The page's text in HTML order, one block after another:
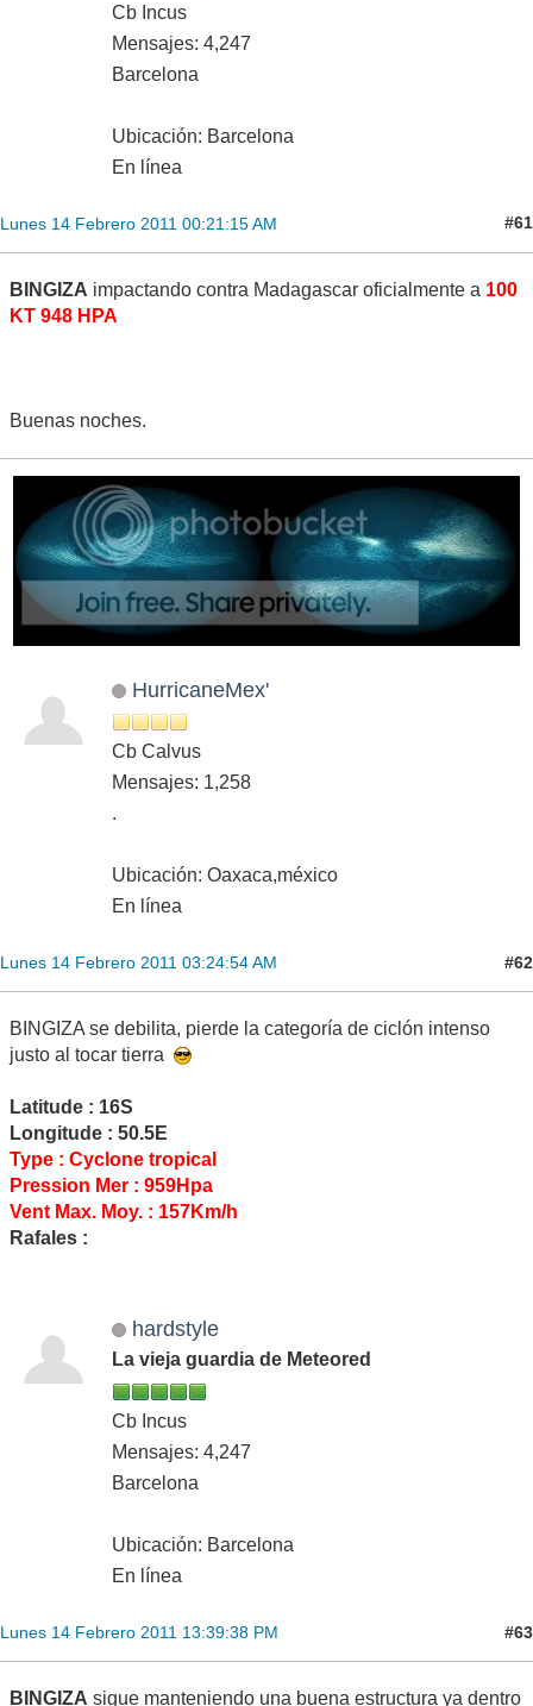
Cb Incus
Mensajes: 4,247
Barcelona
Ubicación: Barcelona
En línea
Lunes 14 Febrero 2011 00:21:15 AM #61
BINGIZA impactando contra Madagascar oficialmente a 100
KT 948 HPA
Buenas noches.
HurricaneMex'
Cb Calvus
Mensajes: 1,258
.
Ubicación: Oaxaca,méxico
En línea
Lunes 14 Febrero 2011 03:24:54 AM #62
BINGIZA se debilita, pierde la categoría de ciclón intenso
justo al tocar tierra
Latitude : 16S
Longitude : 50.5E
Type : Cyclone tropical
Pression Mer : 959Hpa
Vent Max. Moy. : 157Km/h
Rafales :
hardstyle
La vieja guardia de Meteored
Cb Incus
Mensajes: 4,247
Barcelona
Ubicación: Barcelona
En línea
Lunes 14 Febrero 2011 13:39:38 PM #63
BINGIZA sigue manteniendo una buena estructura ya dentro